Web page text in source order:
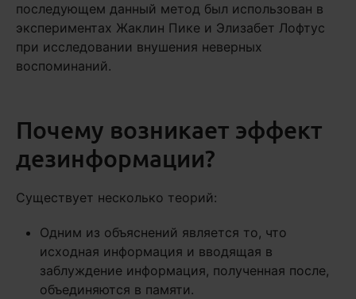
последующем данный метод был использован в
экспериментах Жаклин Пике и Элизабет Лофтус
при исследовании внушения неверных
воспоминаний.
Почему возникает эффект
дезинформации?
Существует несколько теорий:
Одним из объяснений является то, что
исходная информация и вводящая в
заблуждение информация, полученная после,
объединяются в памяти.